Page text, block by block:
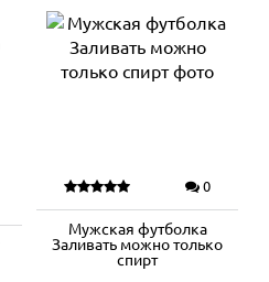
0
Мужская футболка
Заливать можно только
спирт